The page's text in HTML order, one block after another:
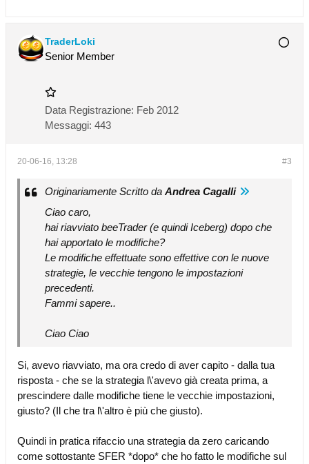
TraderLoki
Senior Member
Data Registrazione: Feb 2012
Messaggi: 443
#3
20-06-16, 13:28
Originariamente Scritto da Andrea Cagalli
Ciao caro,
hai riavviato beeTrader (e quindi Iceberg) dopo che
hai apportato le modifiche?
Le modifiche effettuate sono effettive con le nuove
strategie, le vecchie tengono le impostazioni
precedenti.
Fammi sapere..
Ciao Ciao
Si, avevo riavviato, ma ora credo di aver capito - dalla tua
risposta - che se la strategia l\'avevo già creata prima, a
prescindere dalle modifiche tiene le vecchie impostazioni,
giusto? (Il che tra l\'altro è più che giusto).
Quindi in pratica rifaccio una strategia da zero caricando
come sottostante SFER *dopo* che ho fatto le modifiche sul